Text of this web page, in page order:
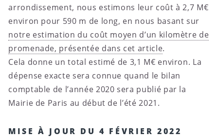
arrondissement, nous estimons leur coût à 2,7 M€
environ pour 590 m de long, en nous basant sur
notre estimation du coût moyen d’un kilomètre de
promenade, présentée dans cet article.
Cela donne un total estimé de 3,1 M€ environ. La
dépense exacte sera connue quand le bilan
comptable de l’année 2020 sera publié par la
Mairie de Paris au début de l’été 2021.
MISE À JOUR DU 4 FÉVRIER 2022